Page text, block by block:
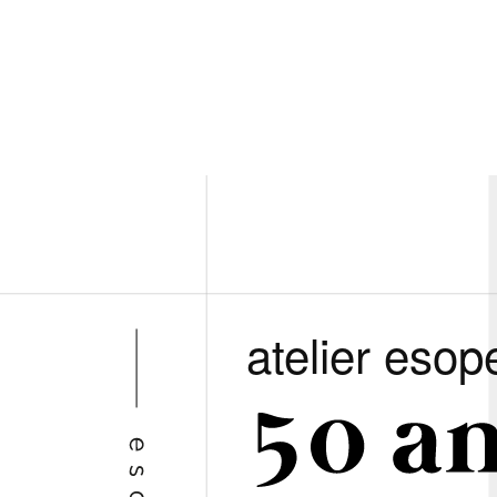
atelier